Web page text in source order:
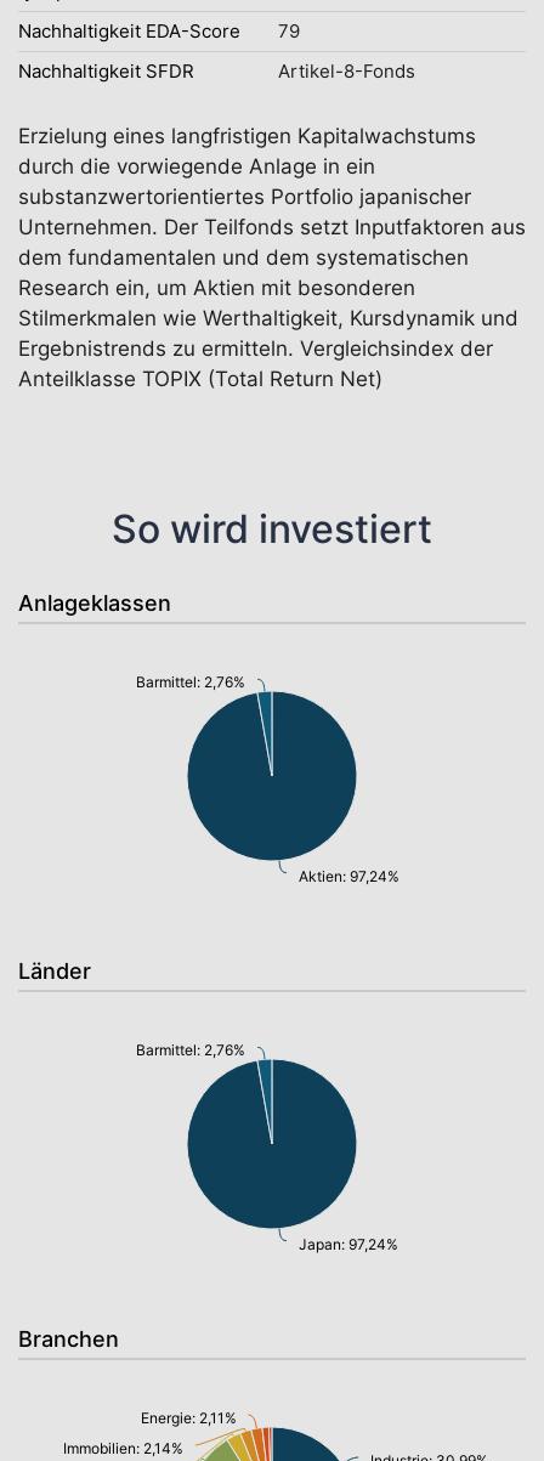
Nachhaltigkeit EDA-Score
79
Nachhaltigkeit SFDR
Artikel-8-Fonds
Erzielung eines langfristigen Kapitalwachstums
durch die vorwiegende Anlage in ein
substanzwertorientiertes Portfolio japanischer
Unternehmen. Der Teilfonds setzt Inputfaktoren aus
dem fundamentalen und dem systematischen
Research ein, um Aktien mit besonderen
Stilmerkmalen wie Werthaltigkeit, Kursdynamik und
Ergebnistrends zu ermitteln. Vergleichsindex der
Anteilklasse TOPIX (Total Return Net)
So wird investiert
Anlageklassen
Aktien: 97,24%
Barmittel: 2,76%
Länder
Japan: 97,24%
Barmittel: 2,76%
Branchen
Immobilien: 2,14%
Energie: 2,11%